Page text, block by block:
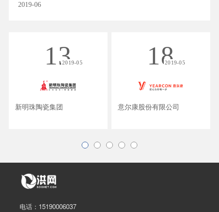
2019-06
132019-05
新明珠陶瓷集团
182019-05
意尔康股份有限公司
电话：15190006037